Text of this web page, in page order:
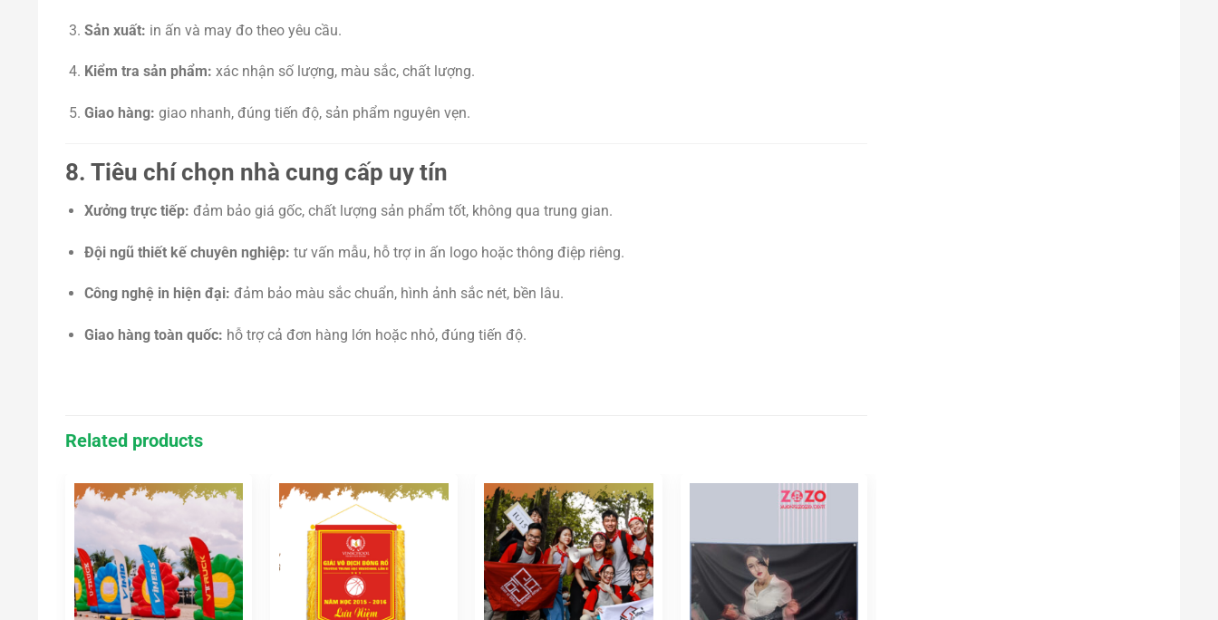
Sản xuất: in ấn và may đo theo yêu cầu.
Kiểm tra sản phẩm: xác nhận số lượng, màu sắc, chất lượng.
Giao hàng: giao nhanh, đúng tiến độ, sản phẩm nguyên vẹn.
8. Tiêu chí chọn nhà cung cấp uy tín
Xưởng trực tiếp: đảm bảo giá gốc, chất lượng sản phẩm tốt, không qua trung gian.
Đội ngũ thiết kế chuyên nghiệp: tư vấn mẫu, hỗ trợ in ấn logo hoặc thông điệp riêng.
Công nghệ in hiện đại: đảm bảo màu sắc chuẩn, hình ảnh sắc nét, bền lâu.
Giao hàng toàn quốc: hỗ trợ cả đơn hàng lớn hoặc nhỏ, đúng tiến độ.
Related products